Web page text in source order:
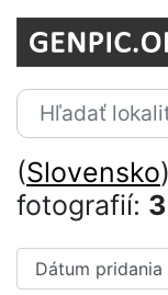
(Slovensko)
fotografií: 3